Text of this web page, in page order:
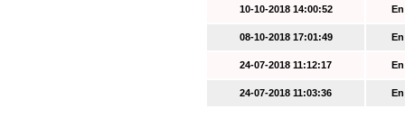
10-10-2018 14:00:52
08-10-2018 17:01:49
24-07-2018 11:12:17
24-07-2018 11:03:36